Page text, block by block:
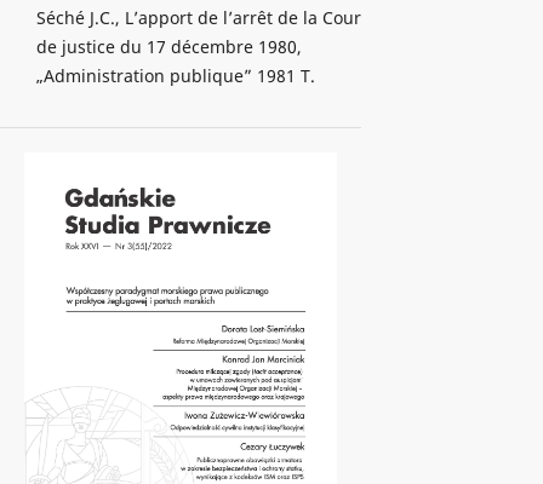
Séché J.C., L’apport de l’arrêt de la Cour
de justice du 17 décembre 1980,
„Administration publique” 1981 T.